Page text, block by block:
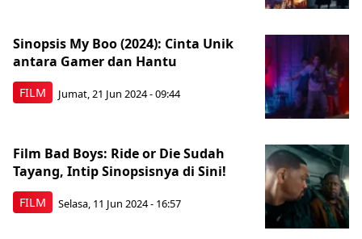
FILM
Sinopsis My Boo (2024): Cinta Unik
antara Gamer dan Hantu
Jumat, 21 Jun 2024 - 09:44
FILM
Film Bad Boys: Ride or Die Sudah
Tayang, Intip Sinopsisnya di Sini!
Selasa, 11 Jun 2024 - 16:57